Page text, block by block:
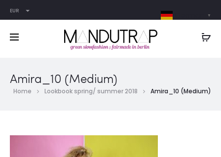
EUR
Amira_10 (Medium)
Home Lookbook spring/ summer 2018 Amira_10 (Medium)
▼